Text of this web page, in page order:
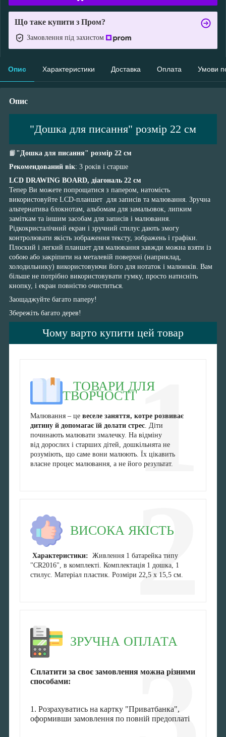
Що таке купити з Пром?
Замовлення під захистом
Опис Характеристики Доставка Оплата Умови
Опис
"Дошка для писання" розмір 22 см
📙 "Дошка для писання" розмір 22 см
Рекомендований вік: 3 років і старше
LCD DRAWING BOARD, діагональ 22 см
Тепер Ви можете попрощатися з папером, натомість
використовуйте LCD-планшет для записів та малювання. Зручна
альтернатива блокнотам, альбомам для замальовок, липким
заміткам та іншим засобам для записів і малювання.
Рідкокристалічний екран і зручний стилус дають змогу
контролювати якість зображення тексту, зображень і графіки.
Плоский і легкий планшет для малювання завжди можна взяти із
собою або закріпити на металевій поверхні (наприклад,
холодильнику) використовуючи його для нотаток і малюнків. Вам
більше не потрібно використовувати гумку, просто натисніть
кнопку, і екран повністю очиститься.
Заощаджуйте багато паперу!
Збережіть багато дерев!
Чому варто купити цей товар
1
ТОВАРИ ДЛЯ
ТВОРЧОСТІ
Малювання – це веселе заняття, котре розвиває
дитину й допомагає їй долати стрес. Діти
починають малювати змалечку. На відміну
від дорослих і старших дітей, дошкільнята не
розуміють, що саме вони малюють. Їх цікавить
власне процес малювання, а не його результат.
2
ВИСОКА ЯКІСТЬ
Характеристики: Живлення 1 батарейка типу
"CR2016", в комплекті. Комплектація 1 дошка, 1
стилус. Матеріал пластик. Розміри 22,5 х 15,5 см.
ЗРУЧНА ОПЛАТА
Сплатити за своє замовлення можна різними
способами:
1. Розрахуватись на картку "Приватбанка",
оформивши замовлення по повній предоплаті